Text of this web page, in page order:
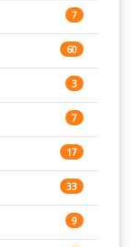
15
16
15
15
14
14
14
7
60
3
7
17
33
9